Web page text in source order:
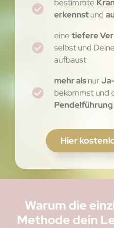
bestimmte
erkennstund
eine tiefere
selbst und
aufbaust
mehr alsnur
bekommst und
Hier
Warum die
Methode dein